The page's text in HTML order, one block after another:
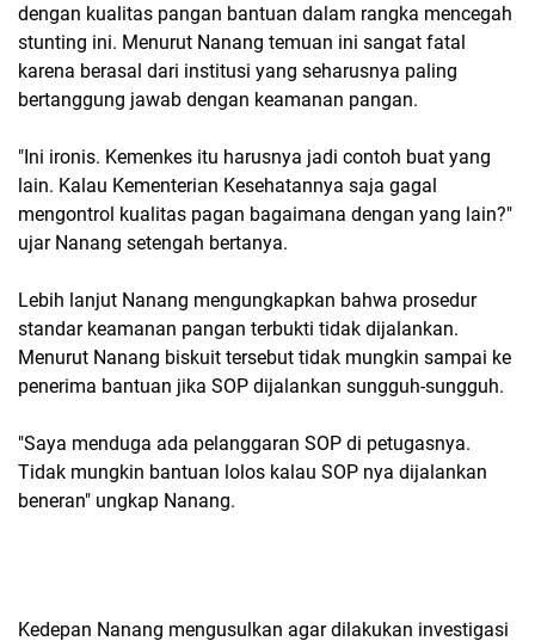
dengan kualitas pangan bantuan dalam rangka mencegah
stunting ini. Menurut Nanang temuan ini sangat fatal
karena berasal dari institusi yang seharusnya paling
bertanggung jawab dengan keamanan pangan.
"Ini ironis. Kemenkes itu harusnya jadi contoh buat yang
lain. Kalau Kementerian Kesehatannya saja gagal
mengontrol kualitas pagan bagaimana dengan yang lain?"
ujar Nanang setengah bertanya.
Lebih lanjut Nanang mengungkapkan bahwa prosedur
standar keamanan pangan terbukti tidak dijalankan.
Menurut Nanang biskuit tersebut tidak mungkin sampai ke
penerima bantuan jika SOP dijalankan sungguh-sungguh.
"Saya menduga ada pelanggaran SOP di petugasnya.
Tidak mungkin bantuan lolos kalau SOP nya dijalankan
beneran" ungkap Nanang.
Kedepan Nanang mengusulkan agar dilakukan investigasi